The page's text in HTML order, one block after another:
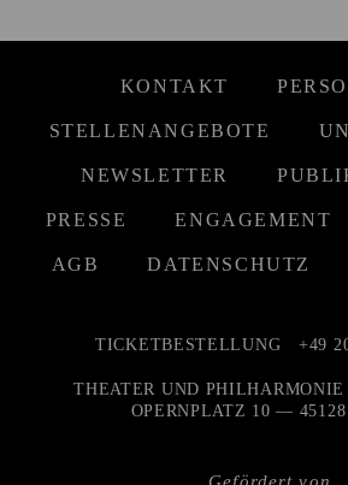
KONTAKT
STELLENANGEBOTE
NEWSLETTER
PRESSE ENGAGEMENT
AGB DATENSCHUTZ
Gefördert von
TICKETBESTELLUNG +49
THEATER UND PHILHARMONIE
OPERNPLATZ 10 — 45128